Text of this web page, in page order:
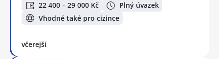
22 400 – 29 000 Kč
Plný úvazek
Vhodné také pro cizince
včerejší